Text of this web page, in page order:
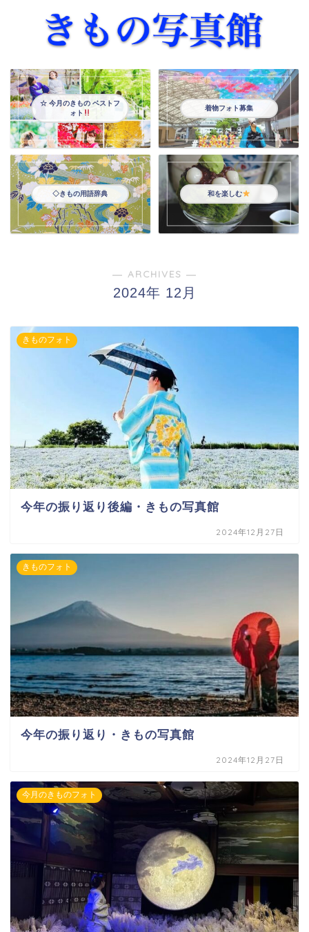
☆ 今月のきもの ベストフ
ォト
着物フォト募集
◇きもの用語辞典 和を楽しむ
― ARCHIVES ―
2024年 12月
きものフォト
今年の振り返り後編・きもの写真館
2024年12月27日
きものフォト
今年の振り返り・きもの写真館
2024年12月27日
今月のきものフォト